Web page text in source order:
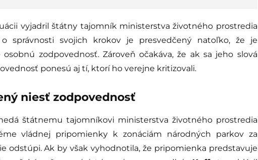
vyjadril štátny tajomník ministerstva životného prostredia
správnosti svojich krokov je presvedčený natoľko, že je
zodpovednosť. Zároveň očakáva, že ak sa jeho slová
ponesú aj tí, ktorí ho verejne kritizovali.
niesť zodpovednosť
štátnemu tajomníkovi ministerstva životného prostredia
vládnej pripomienky k zonáciám národných parkov za
odstúpi. Ak by však vyhodnotila, že pripomienka predstavuje